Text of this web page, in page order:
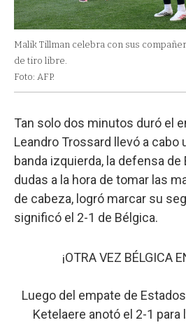
Malik Tillman celebra con sus
de tiro libre.
Foto: AFP.
Tan solo dos minutos duró el
Leandro Trossard llevó a cabo
banda izquierda, la defensa
dudas a la hora de tomar las
de cabeza, logró marcar su
significó el 2-1 de Bélgica.
¡OTRA VEZ BÉLGICA
Luego del empate de
Ketelaere anotó el 2-1 para